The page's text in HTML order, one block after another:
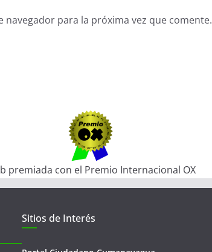
para la próxima vez que comente.
premiada con el Premio Internacional OX
Sitios de Interés